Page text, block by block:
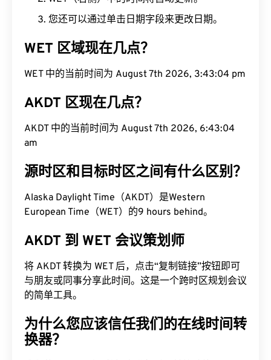
您还可以通过单击日期字段来更改日期。
WET 区域现在几点？
WET 中的当前时间为 August 7th 2026, 3:43:05 pm
AKDT 区现在几点？
AKDT 中的当前时间为 August 7th 2026, 6:43:05
am
源时区和目标时区之间有什么区别？
Alaska Daylight Time（AKDT）是Western
European Time（WET）的9 hours behind。
AKDT 到 WET 会议策划师
将 AKDT 转换为 WET 后，点击“复制链接”按钮即可
与朋友或同事分享此时间。这是一个跨时区规划会议
的简单工具。
为什么您应该信任我们的在线时间转
换器？